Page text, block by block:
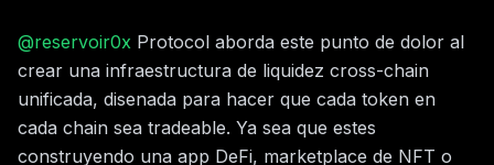
@reservoir0x Protocol aborda este punto de dolor al
crear una infraestructura de liquidez cross-chain
unificada, disenada para hacer que cada token en
cada chain sea tradeable. Ya sea que estes
construyendo una app DeFi, marketplace de NFT o